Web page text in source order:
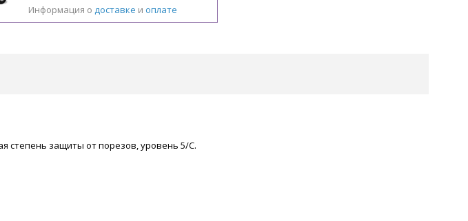
Информация о доставке и оплате
степень защиты от порезов, уровень 5/C.